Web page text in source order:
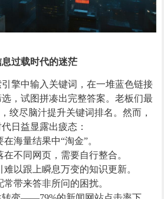
过载时代的迷茫
擎中输入关键词，在一堆蓝色链接
，试图拼凑出完整答案。老板们最
绞尽脑汁提升关键词排名。然而，
日益显露出疲态：
海量结果中“淘金”。
不同网页，需要自行整合。
以跟上瞬息万变的知识更新。
带来答非所问的困扰。